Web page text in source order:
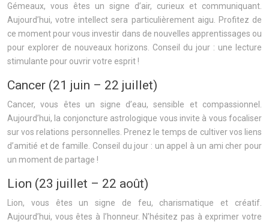
Gémeaux, vous êtes un signe d’air, curieux et communiquant.
Aujourd’hui, votre intellect sera particulièrement aigu. Profitez de
ce moment pour vous investir dans de nouvelles apprentissages ou
pour explorer de nouveaux horizons. Conseil du jour : une lecture
stimulante pour ouvrir votre esprit !
Cancer (21 juin – 22 juillet)
Cancer, vous êtes un signe d’eau, sensible et compassionnel.
Aujourd’hui, la conjoncture astrologique vous invite à vous focaliser
sur vos relations personnelles. Prenez le temps de cultiver vos liens
d’amitié et de famille. Conseil du jour : un appel à un ami cher pour
un moment de partage !
Lion (23 juillet – 22 août)
Lion, vous êtes un signe de feu, charismatique et créatif.
Aujourd’hui, vous êtes à l’honneur. N’hésitez pas à exprimer votre